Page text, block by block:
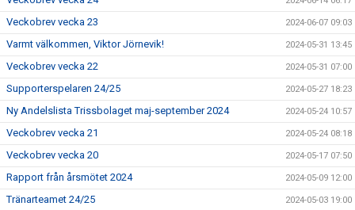
Veckobrev vecka 23 2024-06-07 09:03
Varmt välkommen, Viktor Jörnevik! 2024-05-31 13:45
Veckobrev vecka 22 2024-05-31 07:00
Supporterspelaren 24/25 2024-05-27 18:23
Ny Andelslista Trissbolaget maj-september 2024 2024-05-24 10:57
Veckobrev vecka 21 2024-05-24 08:18
Veckobrev vecka 20 2024-05-17 07:50
Rapport från årsmötet 2024 2024-05-09 12:00
Tränarteamet 24/25 2024-05-03 19:00